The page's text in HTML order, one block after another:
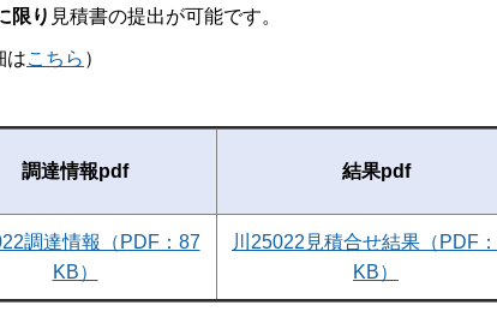
限り 見積書の提出が可能です。
こちら ）
調達情報pdf 結果pdf
調達情報（PDF：87
KB）
川25022見積合せ結果（PDF
KB）